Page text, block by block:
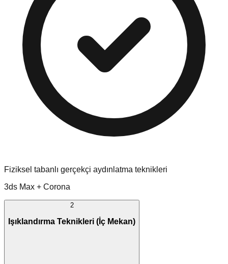
Fiziksel tabanlı gerçekçi aydınlatma teknikleri
3ds Max + Corona
2
Işıklandırma Teknikleri (İç Mekan)